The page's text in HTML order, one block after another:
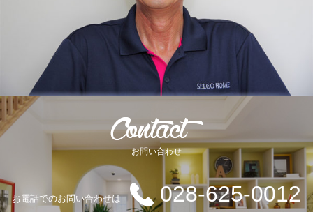
お問い合わせ
お電話でのお問い合わせは 028-625-0012